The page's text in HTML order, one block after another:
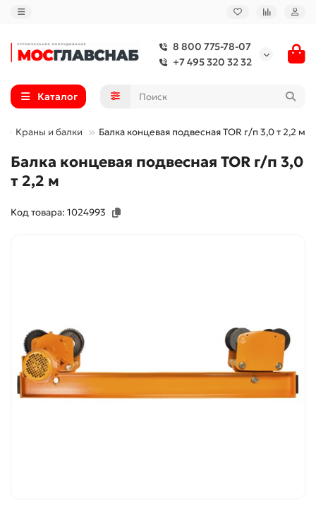
8 800 775-78-07
+7 495 320 32 32
Каталог
Краны и балки Балка концевая подвесная TOR г/п 3,0 т 2,2 м
Балка концевая подвесная TOR г/п 3,0
т 2,2 м
Код товара: 1024993